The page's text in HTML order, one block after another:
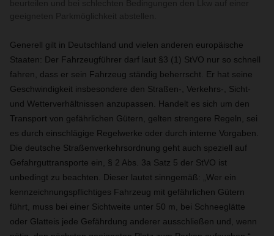
Generell gilt in Deutschland und vielen anderen europäische
Staaten: Der Fahrzeugführer darf laut §3 (1) StVO nur so schnell
fahren, dass er sein Fahrzeug ständig beherrscht. Er hat seine
Geschwindigkeit insbesondere den Straßen-, Verkehrs-, Sicht-
und Wetterverhältnissen anzupassen. Handelt es sich um den
Transport von gefährlichen Gütern, gelten strengere Regeln, sei
es durch einschlägige Regelwerke oder durch interne Vorgaben.
Die deutsche Straßenverkehrsordnung geht auch speziell auf
Gefahrguttransporte ein, § 2 Abs. 3a Satz 5 der StVO ist
unbedingt zu beachten. Dieser lautet sinngemäß: „Wer ein
kennzeichnungspflichtiges Fahrzeug mit gefährlichen Gütern
führt, muss bei einer Sichtweite unter 50 m, bei Schneeglätte
oder Glatteis jede Gefährdung anderer ausschließen und, wenn